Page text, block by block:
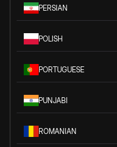
PERSIAN
POLISH
PORTUGUESE
PUNJABI
ROMANIAN